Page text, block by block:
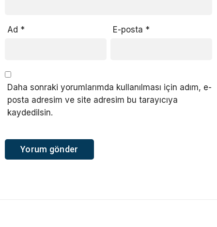
Ad * E-posta *
Daha sonraki yorumlarımda kullanılması için adım, e-
posta adresim ve site adresim bu tarayıcıya
kaydedilsin.